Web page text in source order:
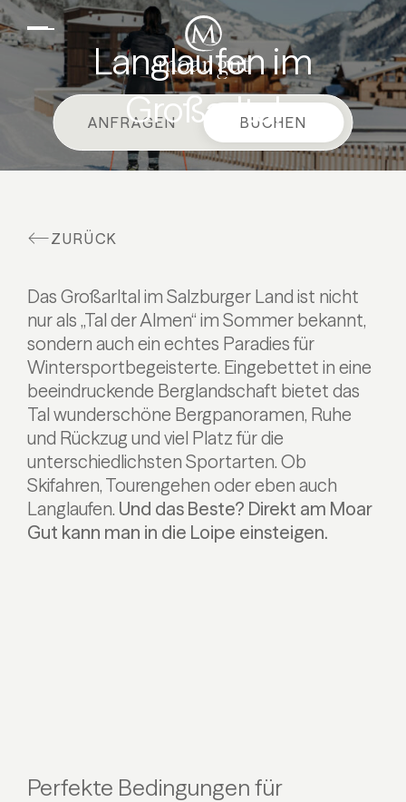
Suiten & Angebote
Familienurlaub
Moar Gut
Kulinarik
DEEN
Langlaufen im
Großarltal
ANFRAGEN BUCHEN
ZURÜCK
Das Großarltal im Salzburger Land ist nicht
nur als „Tal der Almen“ im Sommer bekannt,
sondern auch ein echtes Paradies für
Wintersportbegeisterte. Eingebettet in eine
beeindruckende Berglandschaft bietet das
Tal wunderschöne Bergpanoramen, Ruhe
und Rückzug und viel Platz für die
unterschiedlichsten Sportarten. Ob
Skifahren, Tourengehen oder eben auch
Langlaufen. Und das Beste? Direkt am Moar
Gut kann man in die Loipe einsteigen.
Perfekte Bedingungen für